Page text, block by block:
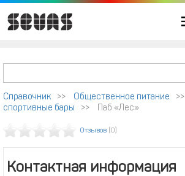
Справочник >> Общественное питание >>
спортивные бары
>> Паб «Лес»
Отзывов (0)
Контактная информация